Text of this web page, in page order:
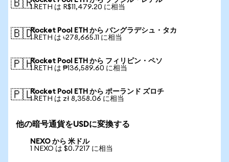
🇧🇷1 RETH は R$11,479.20 に相当
🇧🇩Rocket Pool ETH から バングラデシュ・タカ
1 RETH は ৳278,665.11 に相当
🇵🇭Rocket Pool ETH から フィリピン・ペソ
1 RETH は ₱136,589.60 に相当
🇵🇱Rocket Pool ETH から ポーランド ズロチ
1 RETH は zł 8,358.06 に相当
他の暗号通貨をUSDに変換する
NEXO から 米ドル
1 NEXO は $0.7217 に相当